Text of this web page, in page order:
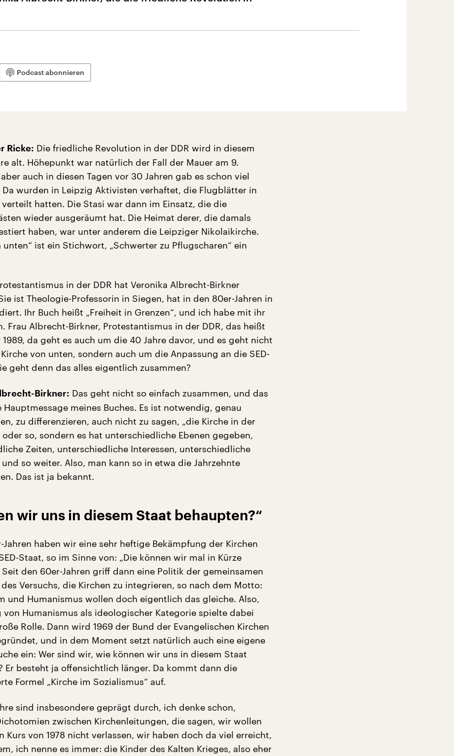
Podcast abonnieren
Ricke: Die friedliche Revolution in der DDR wird in diesem
alt. Höhepunkt war natürlich der Fall der Mauer am 9.
auch in diesen Tagen vor 30 Jahren gab es schon viel
Da wurden in Leipzig Aktivisten verhaftet, die Flugblätter in
verteilt hatten. Die Stasi war dann im Einsatz, die die
wieder ausgeräumt hat. Die Heimat derer, die damals
haben, war unter anderem die Leipziger Nikolaikirche.
unten“ ist ein Stichwort, „Schwerter zu Pflugscharen“ ein
in der DDR hat Veronika Albrecht-Birkner
ist Theologie-Professorin in Siegen, hat in den 80er-Jahren in
Ihr Buch heißt „Freiheit in Grenzen“, und ich habe mit ihr
Frau Albrecht-Birkner, Protestantismus in der DDR, das heißt
da geht es auch um die 40 Jahre davor, und es geht nicht
von unten, sondern auch um die Anpassung an die SED-
geht denn das alles eigentlich zusammen?
Birkner: Das geht nicht so einfach zusammen, und das
Hauptmessage meines Buches. Es ist notwendig, genau
zu differenzieren, auch nicht zu sagen, „die Kirche in der
oder so, sondern es hat unterschiedliche Ebenen gegeben,
Zeiten, unterschiedliche Interessen, unterschiedliche
so weiter. Also, man kann so in etwa die Jahrzehnte
Das ist ja bekannt.
wir uns in diesem Staat behaupten?“
Jahren haben wir eine sehr heftige Bekämpfung der Kirchen
Staat, so im Sinne von: „Die können wir mal in Kürze
den 60er-Jahren griff dann eine Politik der gemeinsamen
Versuchs, die Kirchen zu integrieren, so nach dem Motto:
und Humanismus wollen doch eigentlich das gleiche. Also,
von Humanismus als ideologischer Kategorie spielte dabei
Rolle. Dann wird 1969 der Bund der Evangelischen Kirchen
und in dem Moment setzt natürlich auch eine eigene
ein: Wer sind wir, wie können wir uns in diesem Staat
Er besteht ja offensichtlich länger. Da kommt dann die
Formel „Kirche im Sozialismus“ auf.
sind insbesondere geprägt durch, ich denke schon,
zwischen Kirchenleitungen, die sagen, wir wollen
Kurs von 1978 nicht verlassen, wir haben doch da viel erreicht,
ich nenne es immer: die Kinder des Kalten Krieges, also eher